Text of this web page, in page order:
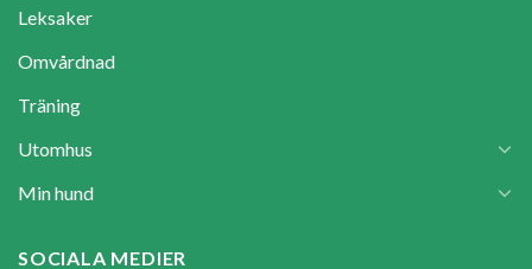
Leksaker
Omvårdnad
Träning
Utomhus
Min hund
SOCIALA MEDIER